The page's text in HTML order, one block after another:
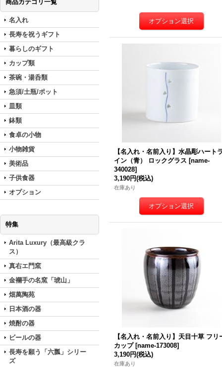
商品カテゴリ一覧
名入れ
長寿を祝うギフト
暮らしのギフト
カップ類
茶碗・湯呑類
急須/土瓶/ポット
皿類
鉢類
食卓の小物
小物雑貨
美術品
子供食器
オプション
特集
Arita Luxury（最高級クラ
ス）
真右エ門窯
金襴手の名窯「琥山」
畑萬陶苑
日本酒の器
焼酎の器
ビールの器
長寿を願う「六瓢」シリー
ズ
【名入れ・名前入り】水晶彫ハート
イン（青） ロックグラス [name-
340028]
3,190円(税込)
在庫あり
【名入れ・名前入り】天目十草 フリ
カップ [name-173008]
3,190円(税込)
在庫あり